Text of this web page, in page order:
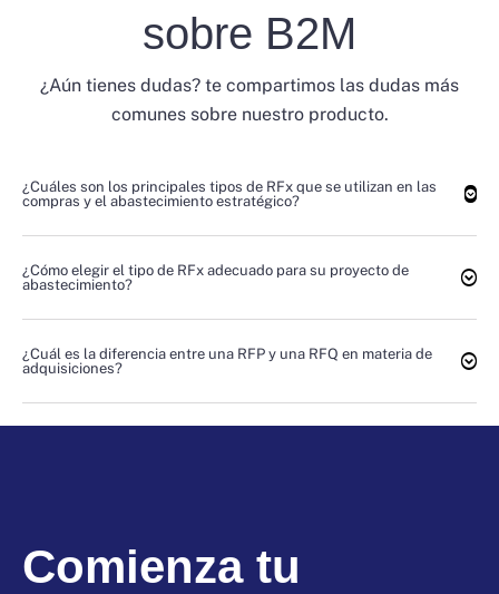
sobre B2M
¿Aún tienes dudas? te compartimos las dudas más
comunes sobre nuestro producto.
¿Cuáles son los principales tipos de RFx que se utilizan en las
compras y el abastecimiento estratégico?
¿Cómo elegir el tipo de RFx adecuado para su proyecto de
abastecimiento?
¿Cuál es la diferencia entre una RFP y una RFQ en materia de
adquisiciones?
Comienza tu